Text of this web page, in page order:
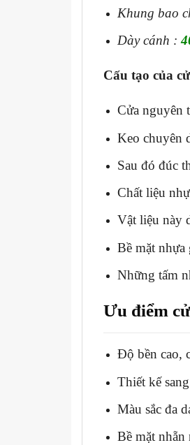
Khung bao
Dày cánh :
Cấu tạo của
Cửa nguyên
Keo chuyên
Sau đó đúc
Chất liệu
Vật liệu này
Bề mặt
Những tấm
Ưu điểm
Độ bền cao,
Thiết kế
Màu sắc đa
Bề mặt